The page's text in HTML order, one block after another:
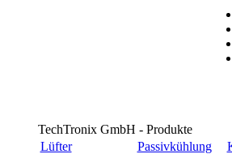
TechTronix GmbH - Produkte
Lüfter
Passivkühlung